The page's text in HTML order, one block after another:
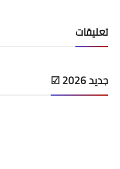
تعليقات
جديد 2026 ☑